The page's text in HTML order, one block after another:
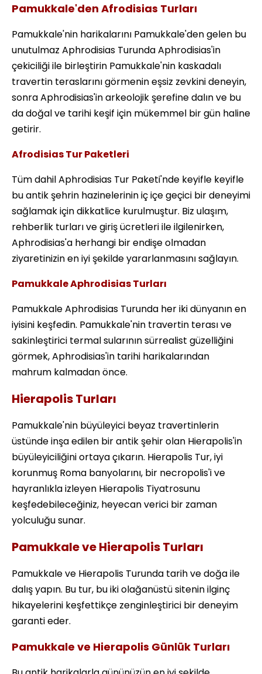
Pamukkale'den Afrodisias Turları
Pamukkale'nin harikalarını Pamukkale'den gelen bu
unutulmaz Aphrodisias Turunda Aphrodisias'in
çekiciliği ile birleştirin Pamukkale'nin kaskadalı
travertin teraslarını görmenin eşsiz zevkini deneyin,
sonra Aphrodisias'in arkeolojik şerefine dalın ve bu
da doğal ve tarihi keşif için mükemmel bir gün haline
getirir.
Afrodisias Tur Paketleri
Tüm dahil Aphrodisias Tur Paketi'nde keyifle keyifle
bu antik şehrin hazinelerinin iç içe geçici bir deneyimi
sağlamak için dikkatlice kurulmuştur. Biz ulaşım,
rehberlik turları ve giriş ücretleri ile ilgilenirken,
Aphrodisias'a herhangi bir endişe olmadan
ziyaretinizin en iyi şekilde yararlanmasını sağlayın.
Pamukkale Aphrodisias Turları
Pamukkale Aphrodisias Turunda her iki dünyanın en
iyisini keşfedin. Pamukkale'nin travertin terası ve
sakinleştirici termal sularının sürrealist güzelliğini
görmek, Aphrodisias'in tarihi harikalarından
mahrum kalmadan önce.
Hierapolis Turları
Pamukkale'nin büyüleyici beyaz travertinlerin
üstünde inşa edilen bir antik şehir olan Hierapolis'in
büyüleyiciliğini ortaya çıkarın. Hierapolis Tur, iyi
korunmuş Roma banyolarını, bir necropolis'i ve
hayranlıkla izleyen Hierapolis Tiyatrosunu
keşfedebileceğiniz, heyecan verici bir zaman
yolculuğu sunar.
Pamukkale ve Hierapolis Turları
Pamukkale ve Hierapolis Turunda tarih ve doğa ile
dalış yapın. Bu tur, bu iki olağanüstü sitenin ilginç
hikayelerini keşfettikçe zenginleştirici bir deneyim
garanti eder.
Pamukkale ve Hierapolis Günlük Turları